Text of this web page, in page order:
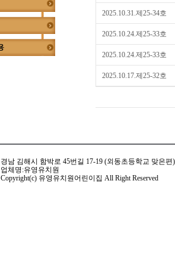
2025.10.31.제25-34호
2025.10.24.제25-33호
2025.10.24.제25-33호
2025.10.17.제25-32호
경남 김해시 함박로 45번길 17-19 (외동초등학교 맞은
업체명:유영유치원
Copyright(c) 유영유치원어린이집 All Right Reserved